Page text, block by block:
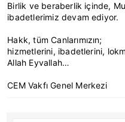
Birlik ve beraberlik içinde,
ibadetlerimiz devam ediyor.
Hakk, tüm Canlarımızın;
hizmetlerini, ibadetlerini,
Allah Eyvallah…
CEM Vakfı Genel Merkezi